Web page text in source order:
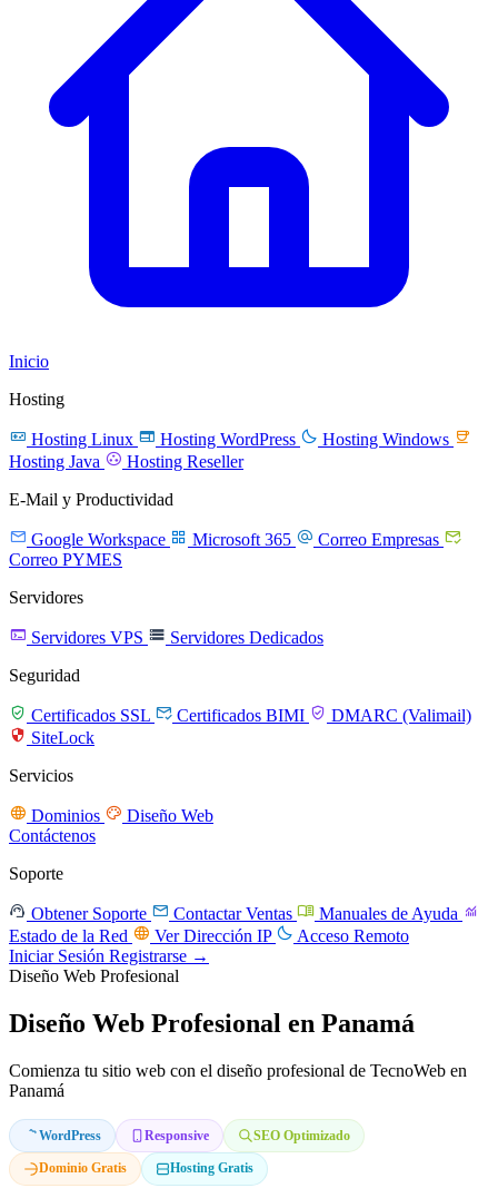
Inicio
Hosting
 Hosting Linux  Hosting WordPress  Hosting Windows 
Hosting Java  Hosting Reseller
E-Mail y Productividad
 Google Workspace  Microsoft 365  Correo Empresas 
Correo PYMES
Servidores
 Servidores VPS  Servidores Dedicados
Seguridad
 Certificados SSL  Certificados BIMI  DMARC (Valimail)
 SiteLock
Servicios
 Dominios  Diseño Web
Contáctenos
Soporte
 Obtener Soporte  Contactar Ventas  Manuales de Ayuda 
Estado de la Red  Ver Dirección IP  Acceso Remoto
Iniciar Sesión Registrarse →
Diseño Web Profesional
Diseño Web Profesional en Panamá
Comienza tu sitio web con el diseño profesional de TecnoWeb en
Panamá
WordPress Responsive SEO Optimizado
Dominio Gratis Hosting Gratis